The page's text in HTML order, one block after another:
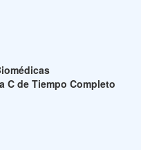
C de Tiempo Completo